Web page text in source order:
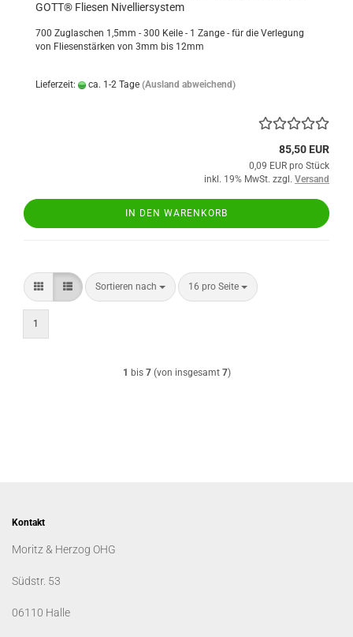
GOTT® Fliesen Nivelliersystem
700 Zuglaschen 1,5mm - 300 Keile - 1 Zange - für die Verlegung
von Fliesenstärken von 3mm bis 12mm
Lieferzeit: ca. 1-2 Tage (Ausland abweichend)
85,50 EUR
0,09 EUR pro Stück
inkl. 19% MwSt. zzgl. Versand
IN DEN WARENKORB
Sortieren nach
Sortieren nach 16 pro Seite
pro Seite
1
1 bis 7(von insgesamt 7)
Kontakt
Moritz & Herzog OHG
Südstr. 53
06110 Halle